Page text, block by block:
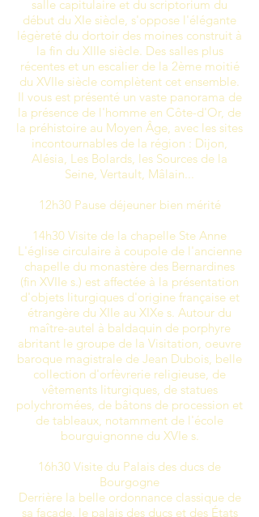
salle capitulaire et du scriptorium du
début du XIe siècle, s'oppose l'élégante
légèreté du dortoir des moines construit à
la fin du XIIIe siècle. Des salles plus
récentes et un escalier de la 2ème moitié
du XVIIe siècle complètent cet ensemble.
Il vous est présenté un vaste panorama de
la présence de l'homme en Côte-d'Or, de
la préhistoire au Moyen Âge, avec les sites
incontournables de la région : Dijon,
Alésia, Les Bolards, les Sources de la
Seine, Vertault, Mâlain...
12h30 Pause déjeuner bien mérité
14h30 Visite de la chapelle Ste Anne
L'église circulaire à coupole de l'ancienne
chapelle du monastère des Bernardines
(fin XVIIe s.) est affectée à la présentation
d'objets liturgiques d'origine française et
étrangère du XIIe au XIXe s. Autour du
maître-autel à baldaquin de porphyre
abritant le groupe de la Visitation, oeuvre
baroque magistrale de Jean Dubois, belle
collection d'orfèvrerie religieuse, de
vêtements liturgiques, de statues
polychromées, de bâtons de procession et
de tableaux, notamment de l'école
bourguignonne du XVIe s.
16h30 Visite du Palais des ducs de
Bourgogne
Derrière la belle ordonnance classique de
sa façade, le palais des ducs et des États